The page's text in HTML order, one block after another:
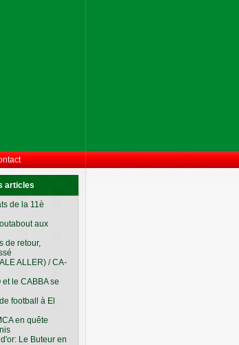
articles
de la 11è
aux
de retour,
ALLER) / CA-
et le CABBA se
football à El
en quête
Le Buteur en